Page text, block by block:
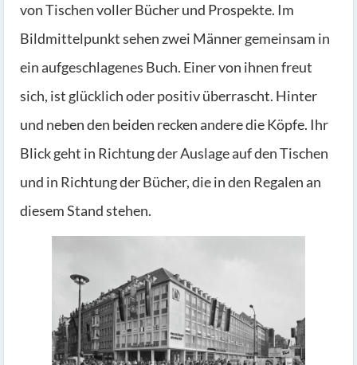
von Tischen voller Bücher und Prospekte. Im
Bildmittelpunkt sehen zwei Männer gemeinsam in
ein aufgeschlagenes Buch. Einer von ihnen freut
sich, ist glücklich oder positiv überrascht. Hinter
und neben den beiden recken andere die Köpfe. Ihr
Blick geht in Richtung der Auslage auf den Tischen
und in Richtung der Bücher, die in den Regalen an
diesem Stand stehen.